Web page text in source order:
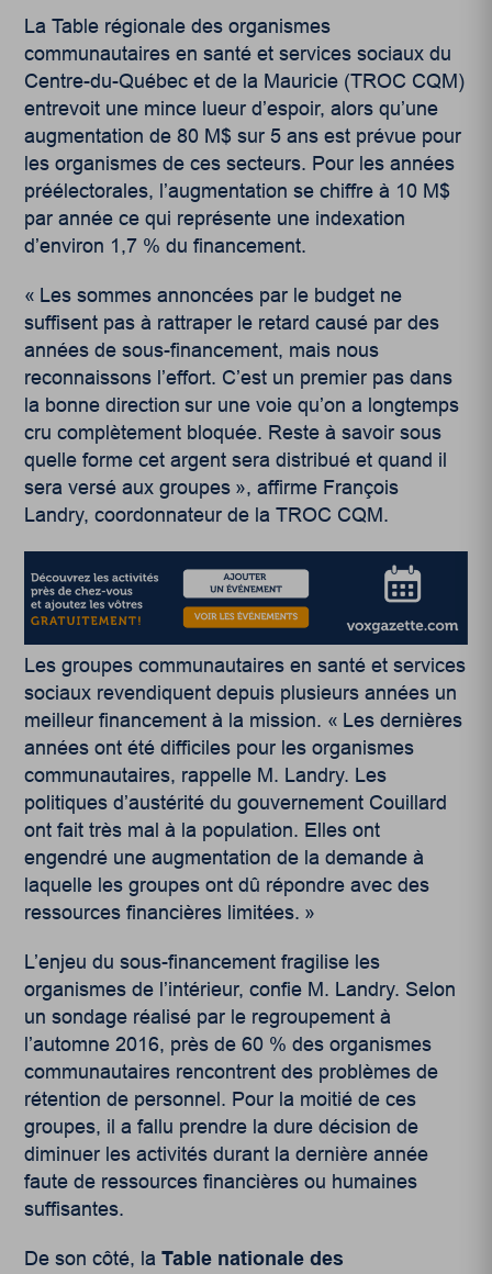
La Table régionale des organismes
communautaires en santé et services sociaux du
Centre-du-Québec et de la Mauricie (TROC CQM)
entrevoit une mince lueur d’espoir, alors qu’une
augmentation de 80 M$ sur 5 ans est prévue pour
les organismes de ces secteurs. Pour les années
préélectorales, l’augmentation se chiffre à 10 M$
par année ce qui représente une indexation
d’environ 1,7 % du financement.
« Les sommes annoncées par le budget ne
suffisent pas à rattraper le retard causé par des
années de sous-financement, mais nous
reconnaissons l’effort. C’est un premier pas dans
la bonne direction sur une voie qu’on a longtemps
cru complètement bloquée. Reste à savoir sous
quelle forme cet argent sera distribué et quand il
sera versé aux groupes », affirme François
Landry, coordonnateur de la TROC CQM.
Les groupes communautaires en santé et services
sociaux revendiquent depuis plusieurs années un
meilleur financement à la mission. « Les dernières
années ont été difficiles pour les organismes
communautaires, rappelle M. Landry. Les
politiques d’austérité du gouvernement Couillard
ont fait très mal à la population. Elles ont
engendré une augmentation de la demande à
laquelle les groupes ont dû répondre avec des
ressources financières limitées. »
L’enjeu du sous-financement fragilise les
organismes de l’intérieur, confie M. Landry. Selon
un sondage réalisé par le regroupement à
l’automne 2016, près de 60 % des organismes
communautaires rencontrent des problèmes de
rétention de personnel. Pour la moitié de ces
groupes, il a fallu prendre la dure décision de
diminuer les activités durant la dernière année
faute de ressources financières ou humaines
suffisantes.
De son côté, laTable nationale des